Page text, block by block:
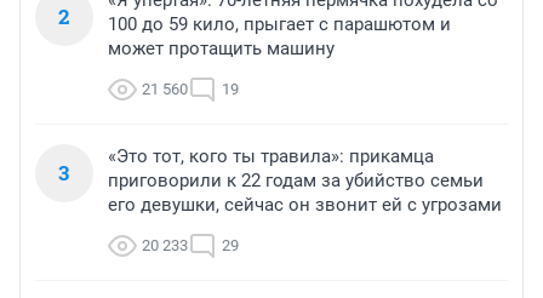
2
100 до 59 кило, прыгает с парашютом и
может протащить машину
21 560 19
3
«Это тот, кого ты травила»: прикамца
приговорили к 22 годам за убийство семьи
его девушки, сейчас он звонит ей с угрозами
20 233 29